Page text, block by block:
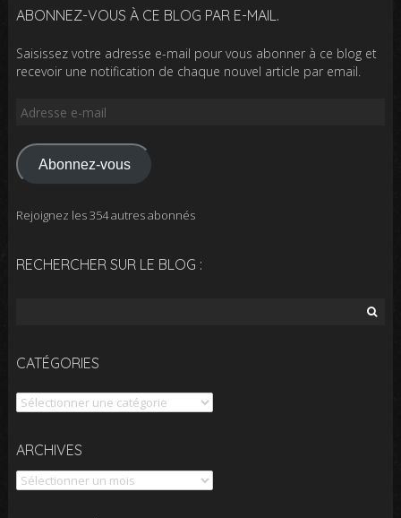
ABONNEZ-VOUS À CE BLOG PAR E-MAIL.
Saisissez votre adresse e-mail pour vous abonner à ce blog et
recevoir une notification de chaque nouvel article par email.
Adresse
mail
Abonnez-vous
Rejoignez les 354 autres abonnés
RECHERCHER SUR LE BLOG :
CATÉGORIES
Catégories
ARCHIVES
Archives